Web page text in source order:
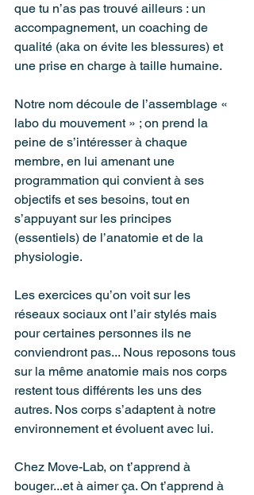
que tu n’as pas trouvé ailleurs : un
accompagnement, un coaching de
qualité (aka on évite les blessures) et
une prise en charge à taille humaine.
Notre nom découle de l’assemblage «
labo du mouvement » ; on prend la
peine de s’intéresser à chaque
membre, en lui amenant une
programmation qui convient à ses
objectifs et ses besoins, tout en
s’appuyant sur les principes
(essentiels) de l’anatomie et de la
physiologie.
Les exercices qu’on voit sur les
réseaux sociaux ont l’air stylés mais
pour certaines personnes ils ne
conviendront pas... Nous reposons tous
sur la même anatomie mais nos corps
restent tous différents les uns des
autres. Nos corps s’adaptent à notre
environnement et évoluent avec lui.
Chez Move-Lab, on t’apprend à
bouger...et à aimer ça. On t’apprend à